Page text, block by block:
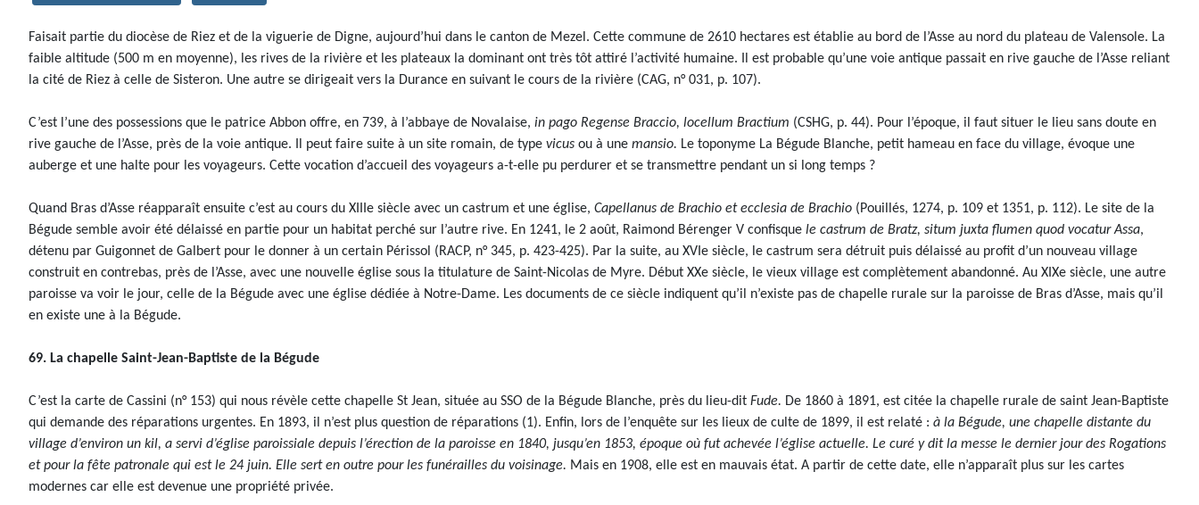
Faisait partie du diocèse de Riez et de la viguerie de Digne, aujourd’hui dans le canton de Mezel. Cette commune de 2610 hectares est établie au bord de l’Asse au nord du plateau de Valensole. La
faible altitude (500 m en moyenne), les rives de la rivière et les plateaux la dominant ont très tôt attiré l’activité humaine. Il est probable qu’une voie antique passait en rive gauche de l’Asse reliant
la cité de Riez à celle de Sisteron. Une autre se dirigeait vers la Durance en suivant le cours de la rivière (CAG, n° 031, p. 107).
C’est l’une des possessions que le patrice Abbon offre, en 739, à l’abbaye de Novalaise, in pago Regense Braccio, locellum Bractium (CSHG, p. 44). Pour l’époque, il faut situer le lieu sans doute en
rive gauche de l’Asse, près de la voie antique. Il peut faire suite à un site romain, de type vicus ou à une mansio. Le toponyme La Bégude Blanche, petit hameau en face du village, évoque une
auberge et une halte pour les voyageurs. Cette vocation d’accueil des voyageurs a-t-elle pu perdurer et se transmettre pendant un si long temps ?
Quand Bras d’Asse réapparaît ensuite c’est au cours du XIIIe siècle avec un castrum et une église, Capellanus de Brachio et ecclesia de Brachio (Pouillés, 1274, p. 109 et 1351, p. 112). Le site de la
Bégude semble avoir été délaissé en partie pour un habitat perché sur l’autre rive. En 1241, le 2 août, Raimond Bérenger V confisque le castrum de Bratz, situm juxta flumen quod vocatur Assa,
détenu par Guigonnet de Galbert pour le donner à un certain Périssol (RACP, n° 345, p. 423-425). Par la suite, au XVIe siècle, le castrum sera détruit puis délaissé au profit d’un nouveau village
construit en contrebas, près de l’Asse, avec une nouvelle église sous la titulature de Saint-Nicolas de Myre. Début XXe siècle, le vieux village est complètement abandonné. Au XIXe siècle, une autre
paroisse va voir le jour, celle de la Bégude avec une église dédiée à Notre-Dame. Les documents de ce siècle indiquent qu’il n’existe pas de chapelle rurale sur la paroisse de Bras d’Asse, mais qu’il
en existe une à la Bégude.
69. La chapelle Saint-Jean-Baptiste de la Bégude
C’est la carte de Cassini (n° 153) qui nous révèle cette chapelle St Jean, située au SSO de la Bégude Blanche, près du lieu-dit Fude. De 1860 à 1891, est citée la chapelle rurale de saint Jean-Baptiste
qui demande des réparations urgentes. En 1893, il n’est plus question de réparations (1). Enfin, lors de l’enquête sur les lieux de culte de 1899, il est relaté : à la Bégude, une chapelle distante du
village d’environ un kil, a servi d’église paroissiale depuis l’érection de la paroisse en 1840, jusqu’en 1853, époque où fut achevée l’église actuelle. Le curé y dit la messe le dernier jour des Rogations
et pour la fête patronale qui est le 24 juin. Elle sert en outre pour les funérailles du voisinage. Mais en 1908, elle est en mauvais état. A partir de cette date, elle n’apparaît plus sur les cartes
modernes car elle est devenue une propriété privée.